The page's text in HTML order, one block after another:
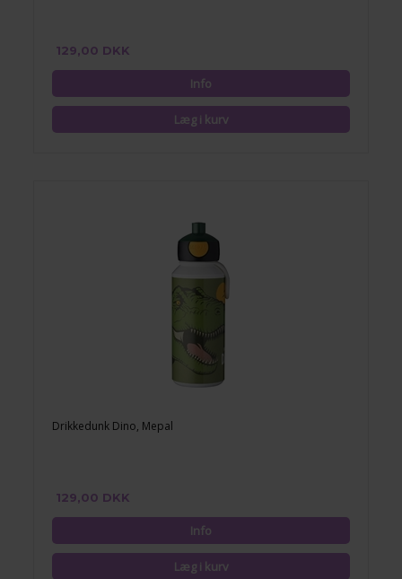
129,00 DKK
Drikkedunk Dino, Mepal
129,00 DKK